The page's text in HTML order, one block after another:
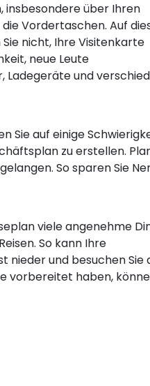
insbesondere über Ihren
Vordertaschen. Auf
nicht, Ihre Visitenkarte
neue Leute
Ladegeräte und
Sie auf einige
zu erstellen.
So sparen Sie
viele angenehme
So kann Ihre
nieder und besuchen Sie
vorbereitet haben,